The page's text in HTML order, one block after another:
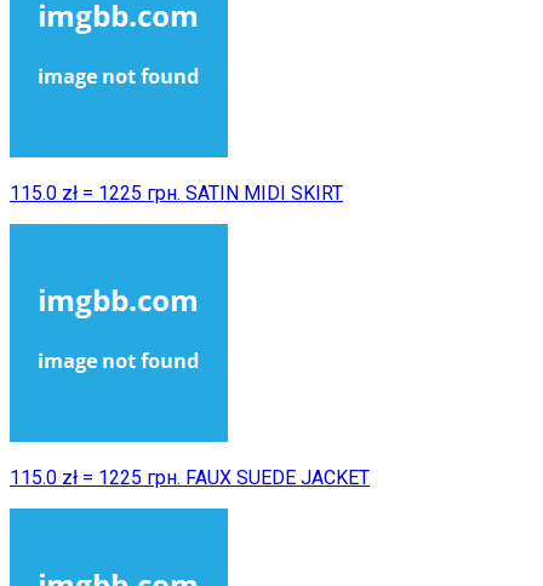
115.0 zł = 1225 грн. SATIN MIDI SKIRT
115.0 zł = 1225 грн. FAUX SUEDE JACKET